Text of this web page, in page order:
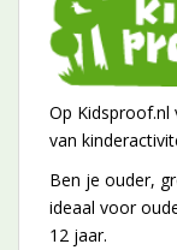
Op
van
Ben je ouder,
ideaal voor
12 jaar.